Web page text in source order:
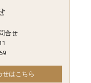
合せ
せはこちら